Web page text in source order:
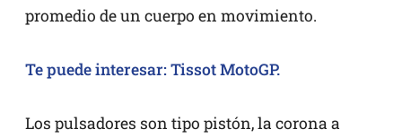
promedio de un cuerpo en movimiento.
Te puede interesar: Tissot MotoGP.
Los pulsadores son tipo pistón, la corona a